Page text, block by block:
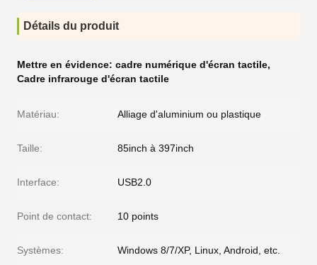
Détails du produit
Mettre en évidence: cadre numérique d'écran tactile,
Cadre infrarouge d'écran tactile
Matériau: Alliage d'aluminium ou plastique
Taille: 85inch à 397inch
Interface: USB2.0
Point de contact: 10 points
Systèmes: Windows 8/7/XP, Linux, Android, etc.